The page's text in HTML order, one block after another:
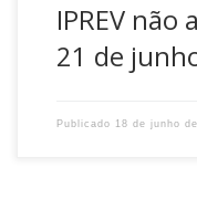
IPREV não
21 de
Publicado 18 de junho